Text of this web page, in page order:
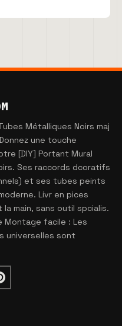
Métalliques Noirs maj
une touche
[DIY] Portant Mural
Ses raccords dcoratifs
et ses tubes peints
Livr en pices
main, sans outil spcialis.
Montage facile : Les
universelles sont